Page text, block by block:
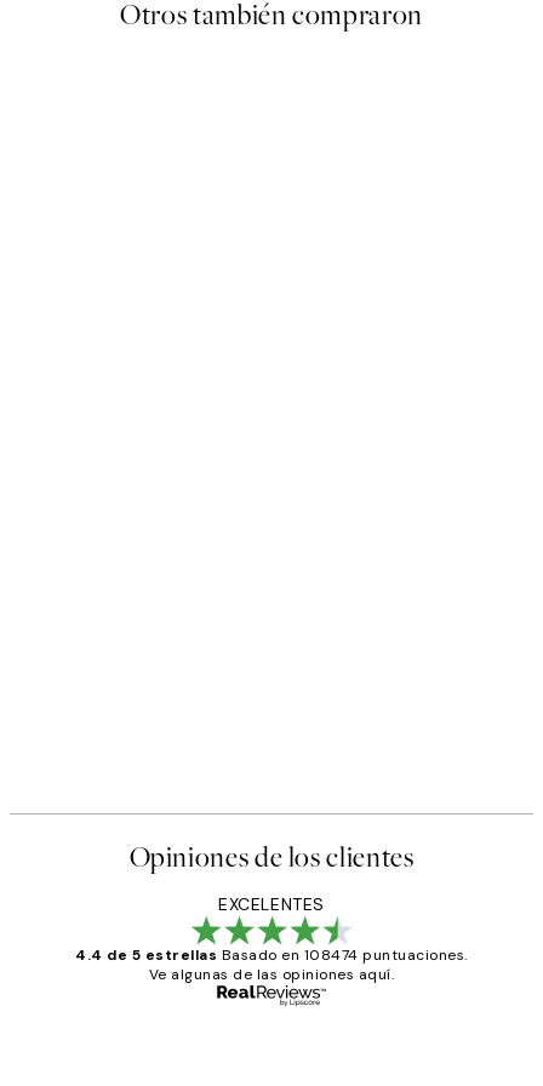
Otros también compraron
Opiniones de los clientes
EXCELENTES
4.4 de 5 estrellas Basado en 108474 puntuaciones.
Ve algunas de las opiniones aquí.